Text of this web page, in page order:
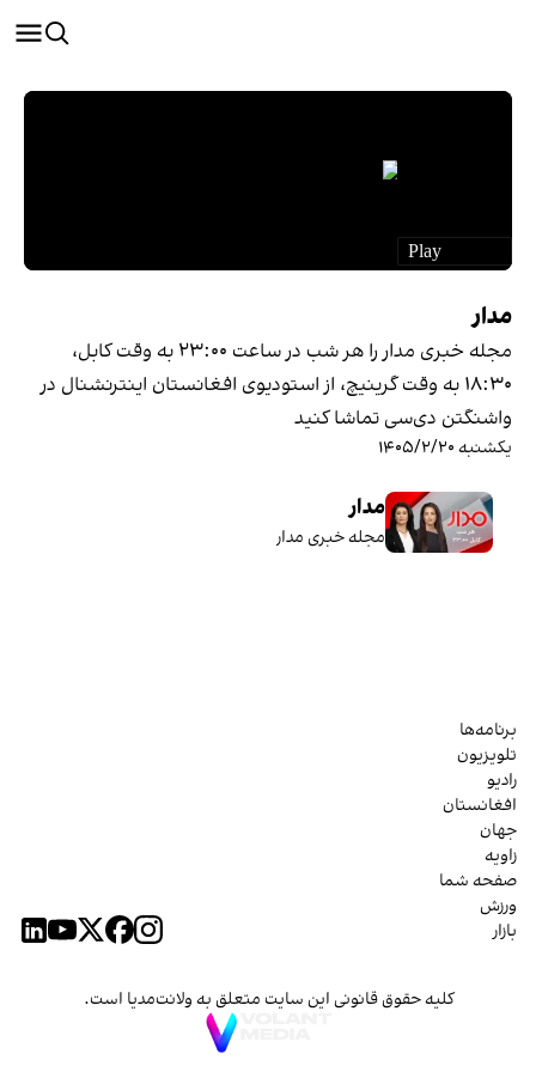
مدار
مجله خبری مدار را هر شب در ساعت ۲۳:۰۰ به وقت کابل،
۱۸:۳۰ به وقت گرینیچ، از استودیوی افغانستان اینترنشنال در
واشنگتن دی‌سی تماشا کنید
یکشنبه ۱۴۰۵/۲/۲۰
مدار
مجله خبری مدار
برنامه‌ها
تلویزیون
رادیو
افغانستان
جهان
زاویه
صفحه شما
ورزش
بازار
کلیه حقوق قانونی این سایت متعلق به ولانت‌مدیا است.